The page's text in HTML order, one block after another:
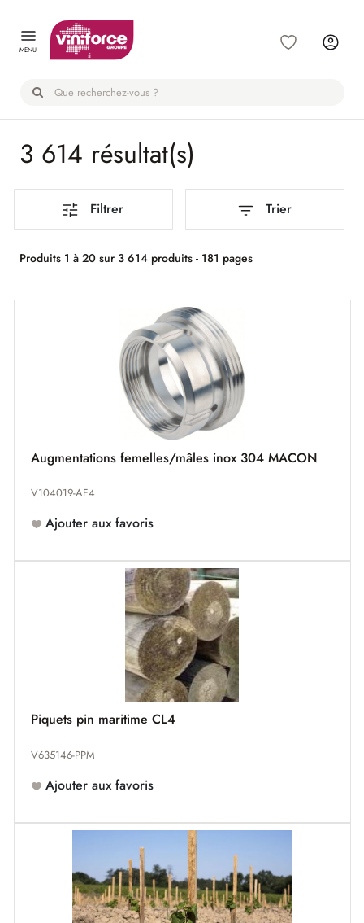
MENU
3 614 résultat(s)
Filtrer Trier
Produits 1 à 20 sur 3 614 produits - 181 pages
Augmentations femelles/mâles inox 304 MACON
V104019-AF4
Ajouter aux favoris
Piquets pin maritime CL4
V635146-PPM
Ajouter aux favoris